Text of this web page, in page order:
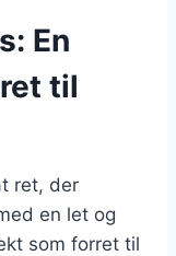
En
til
ret, der
en let og
som forret til